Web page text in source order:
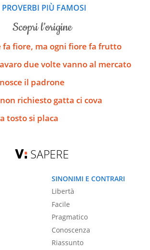
PROVERBI PIÙ FAMOSI
scopri l’origine
fa fiore, ma ogni fiore fa frutto
due volte vanno al mercato
il padrone
richiesto gatta ci cova
tosto si placa
SAPERE
SINONIMI E CONTRARI
Libertà
Facile
Pragmatico
Conoscenza
Riassunto